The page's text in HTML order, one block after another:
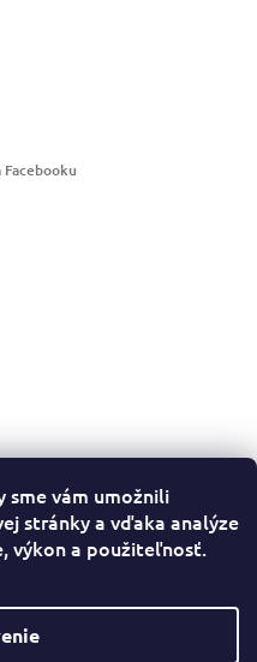
sme vám umožnili
stránky a vďaka analýze
výkon a použiteľnosť.
Facebooku